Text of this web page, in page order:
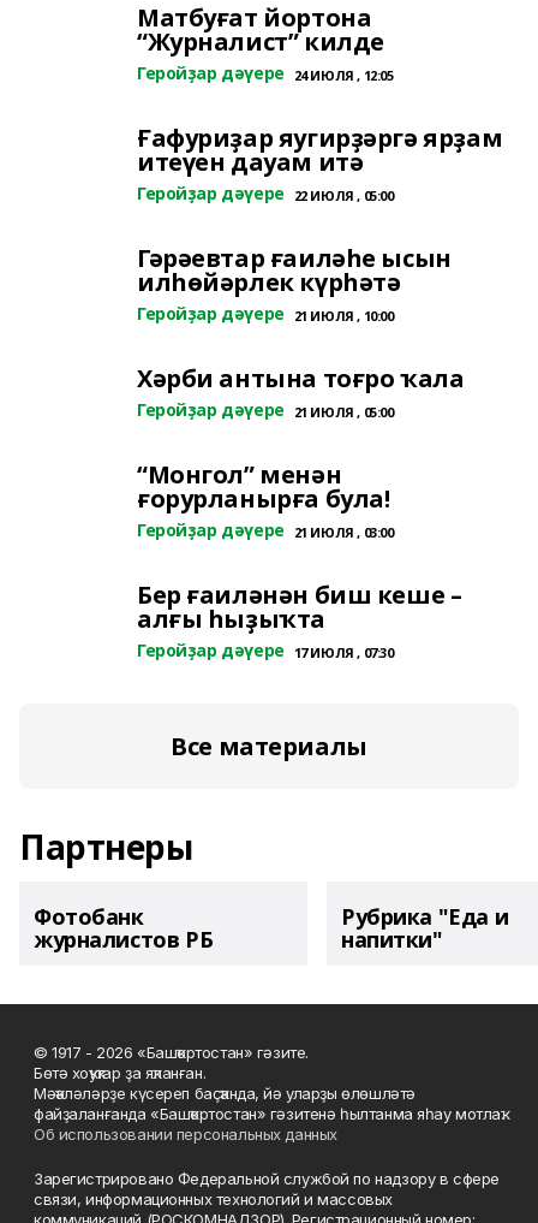
Матбуғат йортона
“Журналист” килде
Геройҙар дәүере 24 ИЮЛЯ , 12:05
Ғафуриҙар яугирҙәргә ярҙам
итеүен дауам итә
Геройҙар дәүере 22 ИЮЛЯ , 05:00
Гәрәевтар ғаиләһе ысын
илһөйәрлек күрһәтә
Геройҙар дәүере 21 ИЮЛЯ , 10:00
Хәрби антына тоғро ҡала
Геройҙар дәүере 21 ИЮЛЯ , 05:00
“Монгол” менән
ғорурланырға була!
Геройҙар дәүере 21 ИЮЛЯ , 03:00
Бер ғаиләнән биш кеше –
алғы һыҙыҡта
Геройҙар дәүере 17 ИЮЛЯ , 07:30
Все материалы
Партнеры
Фотобанк
журналистов РБ
Рубрика "Еда и
напитки"
© 1917 - 2026 «Башҡортостан» гәзите.
Бөтә хоҡуҡтар ҙа яҡланған.
Мәҡәләләрҙе күсереп баҫҡанда, йә уларҙы өлөшләтә
файҙаланғанда «Башҡортостан» гәзитенә һылтанма яһау мотлаҡ.
Об использовании персональных данных
Зарегистрировано Федеральной службой по надзору в сфере
связи, информационных технологий и массовых